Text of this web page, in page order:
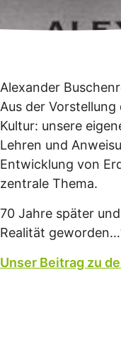
Alexander
Aus der
Kultur: unsere
Lehren und
Entwicklung von
zentrale Thema.
70 Jahre später
Realität
Unser Beitrag zu